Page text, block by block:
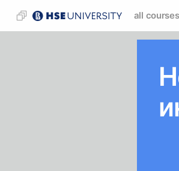
all courses